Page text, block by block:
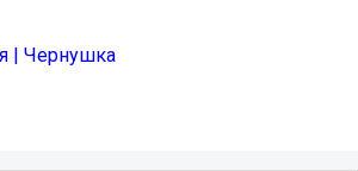
| Чернушка